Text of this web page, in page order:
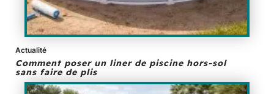
Actualité
Comment poser un liner de piscine hors-sol
sans faire de plis